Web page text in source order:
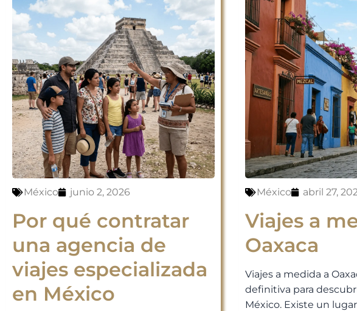
México junio 2, 2026
Por qué contratar
una agencia de
viajes especializada
en México
México abril 27,
Viajes a
Oaxaca
Viajes a medida a
definitiva para
México. Existe un